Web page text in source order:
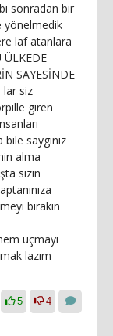
sonradan bir
yönelmedik
laf atanlara
SAYESİNDE
lar siz
giren
bile saygınız
alma
sizin
bırakın
uçmayı
lazım
5 4